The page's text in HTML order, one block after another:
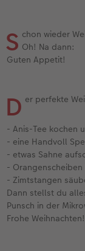
S chon wieder
Oh! Na dann:
Guten Appetit!
D er perfekte
- Anis-Tee kochen
- eine Handvoll
- etwas Sahne
-
- Zimtstangen
Dann stellst du
Punsch in der
Frohe Weihnachten!